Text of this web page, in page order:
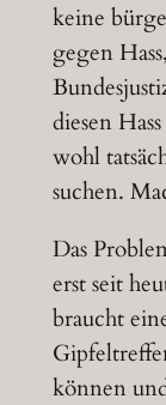
keine
gegen
diesen
wohl
suchen.
Das
erst seit
braucht
können